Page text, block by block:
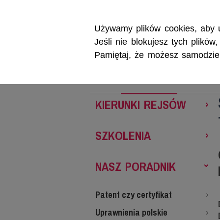
Używamy plików cookies, aby
Jeśli nie blokujesz tych
Pamiętaj, że możesz
KIERUNKI REJSÓW
SZKOLENIA
NASZ PORADNIK
Patent czy certyfikat
Uprawnienia polskie